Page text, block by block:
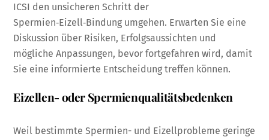
ICSI den unsicheren Schritt der
Spermien‑Eizell‑Bindung umgehen. Erwarten Sie eine
Diskussion über Risiken, Erfolgsaussichten und
mögliche Anpassungen, bevor fortgefahren wird, damit
Sie eine informierte Entscheidung treffen können.
Eizellen- oder Spermienqualitätsbedenken
Weil bestimmte Spermien- und Eizellprobleme geringe